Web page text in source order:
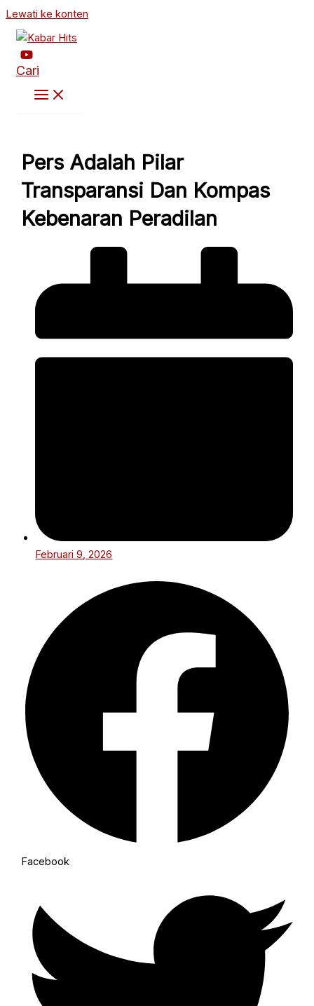
Lewati ke konten
Cari
Pers Adalah Pilar
Transparansi Dan Kompas
Kebenaran Peradilan
Februari 9, 2026
Facebook